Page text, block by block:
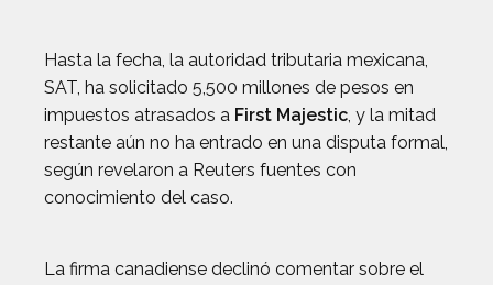
Hasta la fecha, la autoridad tributaria mexicana,
SAT, ha solicitado 5,500 millones de pesos en
impuestos atrasados a First Majestic, y la mitad
restante aún no ha entrado en una disputa formal,
según revelaron a Reuters fuentes con
conocimiento del caso.
La firma canadiense declinó comentar sobre el